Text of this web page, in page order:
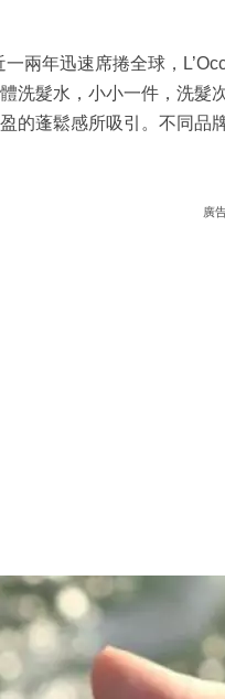
兩年迅速席捲全球，
洗髮水，小小一件，洗
的蓬鬆感所吸引。不同
廣